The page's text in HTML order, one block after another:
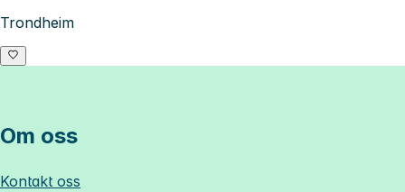
Trondheim
Om oss
Kontakt oss